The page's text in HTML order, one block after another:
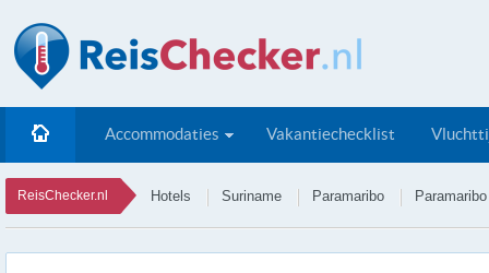
Accommodaties Vakantiechecklist
ReisChecker.nl Hotels Suriname Paramaribo Paramaribo